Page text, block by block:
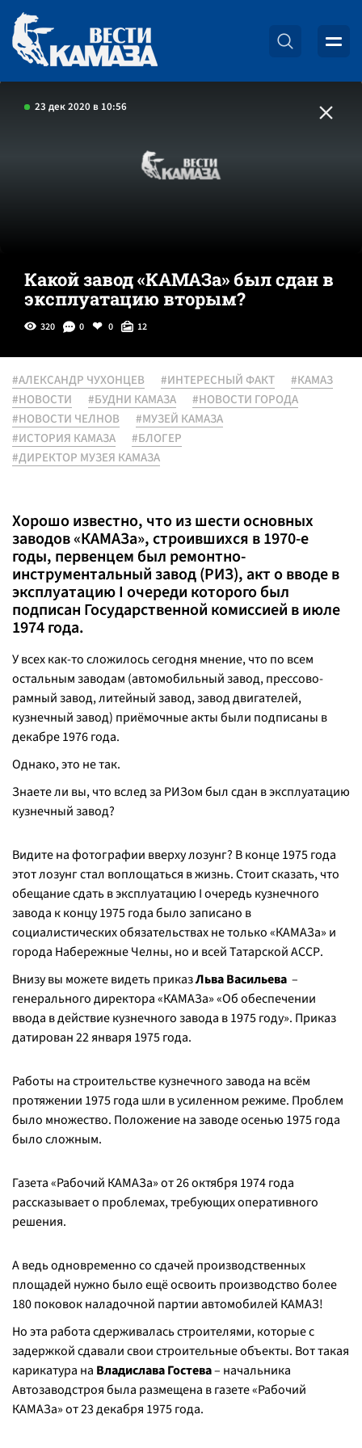
23 дек 2020 в 10:56
Какой завод «КАМАЗа» был сдан в
эксплуатацию вторым?
320 0 0 12
#АЛЕКСАНДР ЧУХОНЦЕВ #ИНТЕРЕСНЫЙ ФАКТ
#КАМАЗ
#НОВОСТИ
#БУДНИ КАМАЗА
#НОВОСТИ ГОРОДА
#НОВОСТИ ЧЕЛНОВ
#МУЗЕЙ КАМАЗА
#ИСТОРИЯ КАМАЗА
#БЛОГЕР
#ДИРЕКТОР МУЗЕЯ КАМАЗА
Хорошо известно, что из шести основных
заводов «КАМАЗа», строившихся в 1970-е
годы, первенцем был ремонтно-
инструментальный завод (РИЗ), акт о вводе в
эксплуатацию I очереди которого был
подписан Государственной комиссией в июле
1974 года.
У всех как-то сложилось сегодня мнение, что по всем
остальным заводам (автомобильный завод, прессово-
рамный завод, литейный завод, завод двигателей,
кузнечный завод) приёмочные акты были подписаны в
декабре 1976 года.
Однако, это не так.
Знаете ли вы, что вслед за РИЗом был сдан в эксплуатацию
кузнечный завод?
Видите на фотографии вверху лозунг? В конце 1975 года
этот лозунг стал воплощаться в жизнь. Стоит сказать, что
обещание сдать в эксплуатацию I очередь кузнечного
завода к концу 1975 года было записано в
социалистических обязательствах не только «КАМАЗа» и
города Набережные Челны, но и всей Татарской АССР.
Внизу вы можете видеть приказЛьва Васильева –
генерального директора «КАМАЗа» «Об обеспечении
ввода в действие кузнечного завода в 1975 году». Приказ
датирован 22 января 1975 года.
Работы на строительстве кузнечного завода на всём
протяжении 1975 года шли в усиленном режиме. Проблем
было множество. Положение на заводе осенью 1975 года
было сложным.
Газета «Рабочий КАМАЗа» от 26 октября 1974 года
рассказывает о проблемах, требующих оперативного
решения.
А ведь одновременно со сдачей производственных
площадей нужно было ещё освоить производство более
180 поковок наладочной партии автомобилей КАМАЗ!
Но эта работа сдерживалась строителями, которые с
задержкой сдавали свои строительные объекты. Вот такая
карикатура на Владислава Гостева– начальника
Автозаводстроя была размещена в газете «Рабочий
КАМАЗа» от 23 декабря 1975 года.